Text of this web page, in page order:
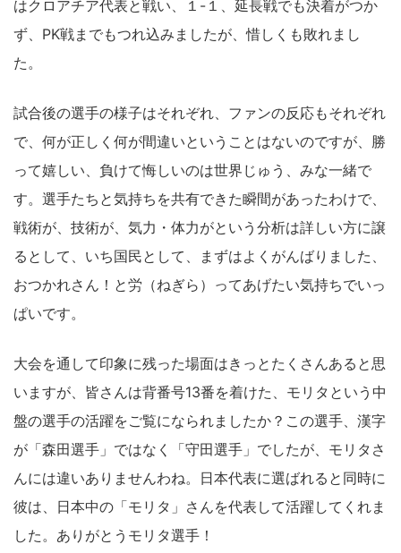
はクロアチア代表と戦い、１-１、延長戦でも決着がつか
ず、PK戦までもつれ込みましたが、惜しくも敗れまし
た。
試合後の選手の様子はそれぞれ、ファンの反応もそれぞれ
で、何が正しく何が間違いということはないのですが、勝
って嬉しい、負けて悔しいのは世界じゅう、みな一緒で
す。選手たちと気持ちを共有できた瞬間があったわけで、
戦術が、技術が、気力・体力がという分析は詳しい方に譲
るとして、いち国民として、まずはよくがんばりました、
おつかれさん！と労（ねぎら）ってあげたい気持ちでいっ
ぱいです。
大会を通して印象に残った場面はきっとたくさんあると思
いますが、皆さんは背番号13番を着けた、モリタという中
盤の選手の活躍をご覧になられましたか？この選手、漢字
が「森田選手」ではなく「守田選手」でしたが、モリタさ
んには違いありませんわね。日本代表に選ばれると同時に
彼は、日本中の「モリタ」さんを代表して活躍してくれま
した。ありがとうモリタ選手！